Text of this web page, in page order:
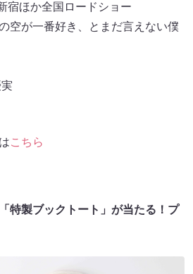
宿ほか全国ロードショー
空が一番好き、とまだ言えない僕
こちら
特製ブックトート」が当たる！プ